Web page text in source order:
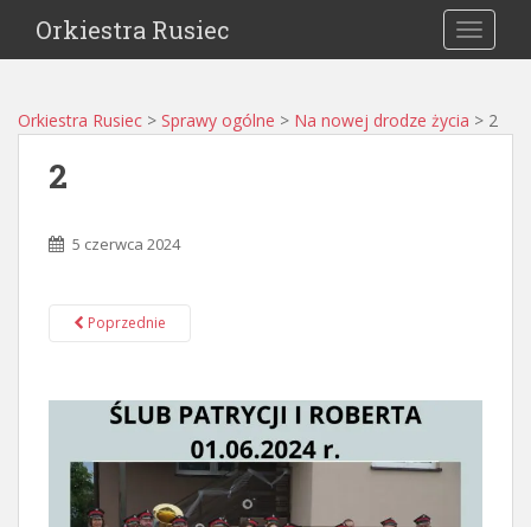
Orkiestra Rusiec
Orkiestra Rusiec > Sprawy ogólne > Na nowej drodze życia > 2
2
5 czerwca 2024
Poprzednie